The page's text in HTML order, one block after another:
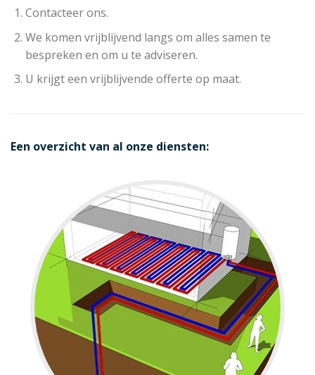
Contacteer ons.
We komen vrijblijvend langs om alles samen te
bespreken en om u te adviseren.
U krijgt een vrijblijvende offerte op maat.
Een overzicht van al onze diensten: